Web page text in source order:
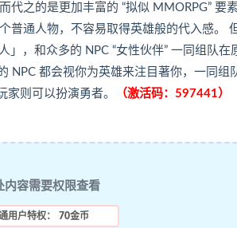
代之的是更加丰富的 “拟似 MMORPG” 要
普通人物，不容易取得英雄般的代入感。
，和众多的 NPC “女性伙伴” 一同组队在
NPC 都会视你为英雄来注目著你，一同
则可以扮演勇者。
（激活码：597441）
内容需要权限查看
用户特权： 70金币